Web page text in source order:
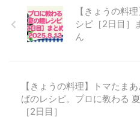
【きょうの料
シピ［2日目］
ん
【きょうの料理】トマたま
ばのレシピ。プロに教わる
［2日目］